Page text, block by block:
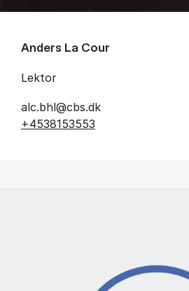
Anders La Cour
Lektor
alc.bhl@cbs.dk
+4538153553